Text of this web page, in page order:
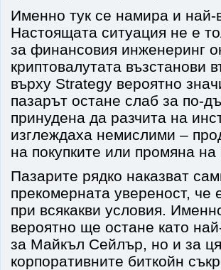
Именно тук се намира и най-
Настоящата ситуация не е
за финансовия инженеринг
криптовалутата възстанови
върху Strategy вероятно
пазарът остане слаб за по-
принудена да разчита на
изглеждаха немислими –
на покупките или промяна на
Пазарите рядко наказват
прекомерната увереност, че
при всякакви условия.
вероятно ще остане като
за Майкъл Сейлър, но и за
корпоративните биткойн